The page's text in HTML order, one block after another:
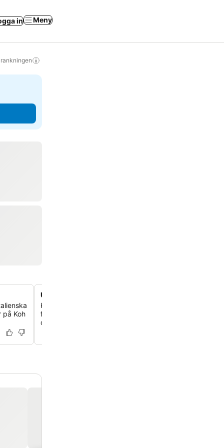
in Meny
på Koh
Utomhuspool och örtagård
Koppla av vid utomhuspoolen på åttonde våningen,
fridfull örtagård, en gångväg och en dedikerad bar vid
cocktails.